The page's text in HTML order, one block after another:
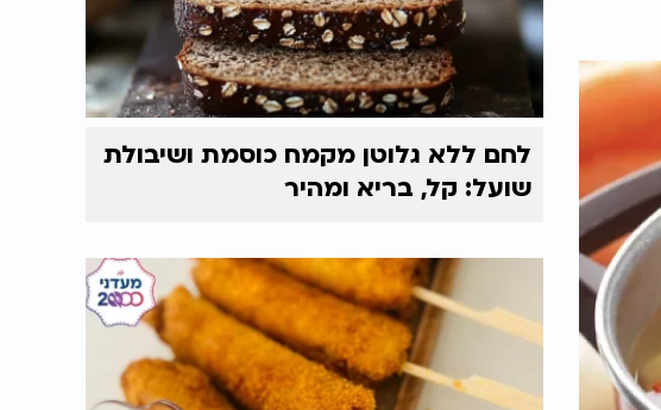
לחם ללא גלוטן מקמח כוסמת ושיבולת
שועל: קל, בריא ומהיר